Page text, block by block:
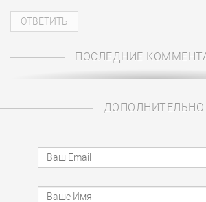
ПОСЛЕДНИЕ
ДОПОЛНИТЕЛЬНО